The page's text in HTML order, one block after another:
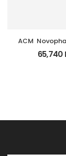
ACM
65,740